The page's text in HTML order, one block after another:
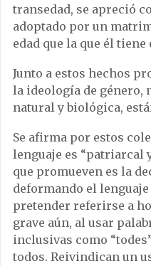
transedad, se apreció
adoptado por un
edad que la que él tiene
Junto a estos hechos
la ideología de género,
natural y biológica,
Se afirma por estos
lenguaje es “patriarcal
que promueven es la
deformando el
pretender referirse a
grave aún, al usar
inclusivas como
todos. Reivindican un